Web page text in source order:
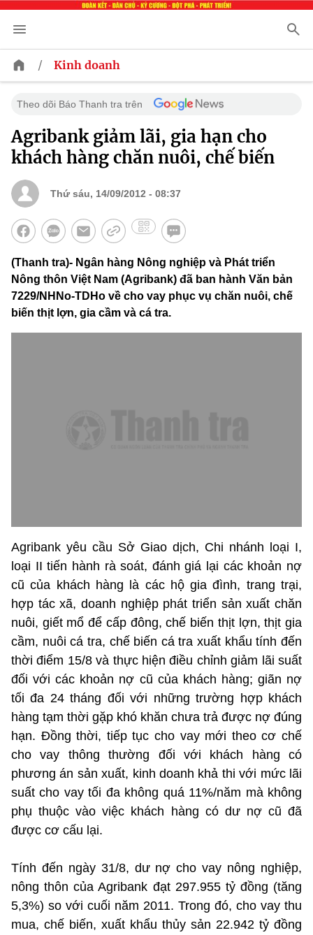
/ Kinh doanh
Theo dõi Báo Thanh tra trên
Agribank giảm lãi, gia hạn cho
khách hàng chăn nuôi, chế biến
Thứ sáu, 14/09/2012 - 08:37
(Thanh tra)- Ngân hàng Nông nghiệp và Phát triển
Nông thôn Việt Nam (Agribank) đã ban hành Văn bản
7229/NHNo-TDHo về cho vay phục vụ chăn nuôi, chế
biến thịt lợn, gia cầm và cá tra.
Agribank yêu cầu Sở Giao dịch, Chi nhánh loại I,
loại II tiến hành rà soát, đánh giá lại các khoản nợ
cũ của khách hàng là các hộ gia đình, trang trại,
hợp tác xã, doanh nghiệp phát triển sản xuất chăn
nuôi, giết mổ để cấp đông, chế biến thịt lợn, thịt gia
cầm, nuôi cá tra, chế biến cá tra xuất khẩu tính đến
thời điểm 15/8 và thực hiện điều chỉnh giảm lãi suất
đối với các khoản nợ cũ của khách hàng; giãn nợ
tối đa 24 tháng đối với những trường hợp khách
hàng tạm thời gặp khó khăn chưa trả được nợ đúng
hạn. Đồng thời, tiếp tục cho vay mới theo cơ chế
cho vay thông thường đối với khách hàng có
phương án sản xuất, kinh doanh khả thi với mức lãi
suất cho vay tối đa không quá 11%/năm mà không
phụ thuộc vào việc khách hàng có dư nợ cũ đã
được cơ cấu lại.
Tính đến ngày 31/8, dư nợ cho vay nông nghiệp,
nông thôn của Agribank đạt 297.955 tỷ đồng (tăng
5,3%) so với cuối năm 2011. Trong đó, cho vay thu
mua, chế biến, xuất khẩu thủy sản 22.942 tỷ đồng